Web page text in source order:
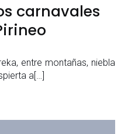
carnavales
entre montañas, niebla
a[…]